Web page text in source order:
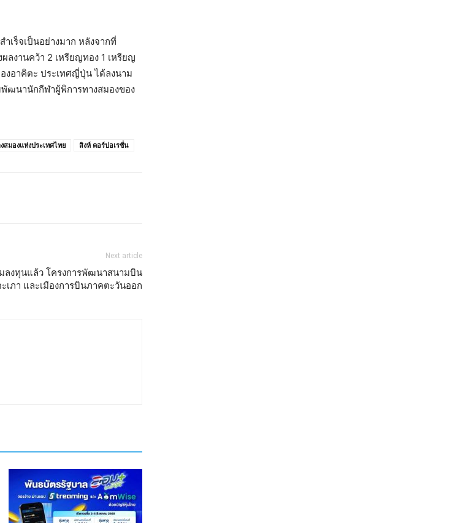
เร็จเป็นอย่างมาก หลังจากที่
งานคว้า 2 เหรียญทอง 1 เหรียญ
งอาคิตะ ประเทศญี่ปุ่น ได้ลงนาม
ฒนานักกีฬาผู้พิการทางสมองของ
มองแห่งประเทศไทย สิงห์ คอร์ปอเรชั่น
Next article
ลงทุนแล้ว โครงการพัฒนาสนามบิน
เภา และเมืองการบินภาคตะวันออก